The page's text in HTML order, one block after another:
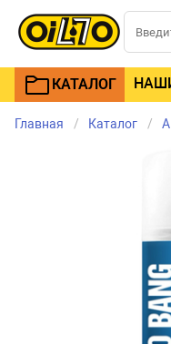
КАТАЛОГ
Главная Каталог